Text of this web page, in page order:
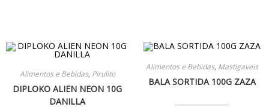
Alimentos e Bebidas, Pirulito
DIPLOKO ALIEN NEON 10G
DANILLA
Alimentos e Bebidas, Mastigaveis
BALA SORTIDA 100G ZAZA